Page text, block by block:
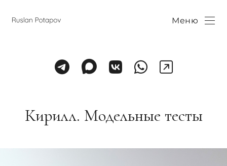
Меню
Кирилл. Модельные тесты